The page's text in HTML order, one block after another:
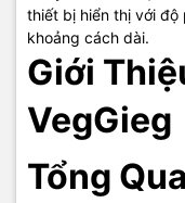
thiết bị hiển thị với độ
khoảng cách dài.
Giới
VegGieg
Tổng
TIC.VN – Nhà phân phối
tại Việt Nam. Chúng tôi
Laptop,Máy tính PC,
,Tổng đài Màn
máynhư tivi, tủ lạnh,
công nghệ khác.TIC.VN